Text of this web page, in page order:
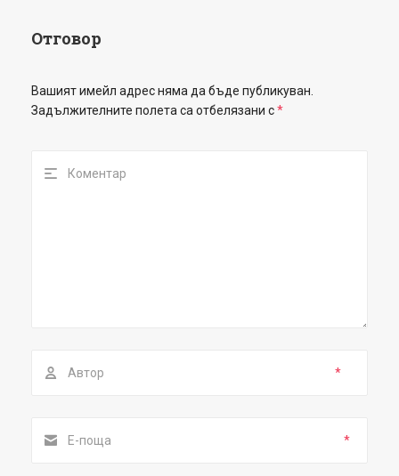
Отговор
Вашият имейл адрес няма да бъде публикуван.
Задължителните полета са отбелязани с*
*
*